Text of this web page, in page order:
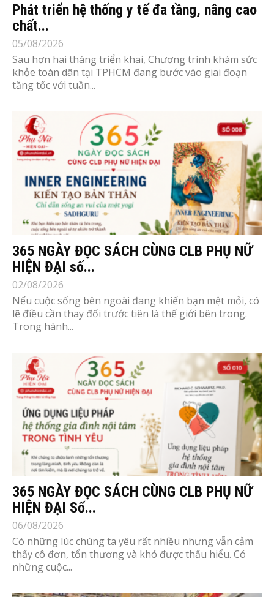
Phát triển hệ thống y tế đa tầng, nâng cao
chất...
05/08/2026
Sau hơn hai tháng triển khai, Chương trình khám sức
khỏe toàn dân tại TPHCM đang bước vào giai đoạn
tăng tốc với tuần...
365 NGÀY ĐỌC SÁCH CÙNG CLB PHỤ NỮ
HIỆN ĐẠI số...
02/08/2026
Nếu cuộc sống bên ngoài đang khiến bạn mệt mỏi, có
lẽ điều cần thay đổi trước tiên là thế giới bên trong.
Trong hành...
365 NGÀY ĐỌC SÁCH CÙNG CLB PHỤ NỮ
HIỆN ĐẠI Số...
06/08/2026
Có những lúc chúng ta yêu rất nhiều nhưng vẫn cảm
thấy cô đơn, tổn thương và khó được thấu hiểu. Có
những cuộc...